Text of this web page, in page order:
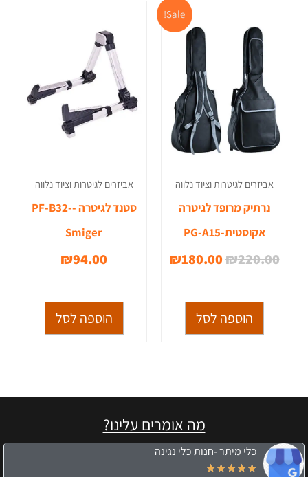
Sale!
אביזרים לגיטרות וציוד נלווה
נרתיק מרופד לגיטרה
אקוסטית-PG-A15
₪220.00
המחיר
המקורי
היה:
₪220.00.
₪180.00
המחיר
הנוכחי
₪180.00.
הוספה לסל
אביזרים לגיטרות וציוד נלווה
סטנד לגיטרה -PF-B32-
Smiger
₪94.00
הוספה לסל
מה אומרים עלינו?
כלי מיתר -חנות כלי נגינה
★
★
★
★
★